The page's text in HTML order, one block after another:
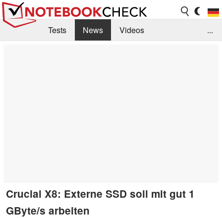
Tests News
Videos
...
Crucial X8: Externe SSD soll mit gut 1
GByte/s arbeiten